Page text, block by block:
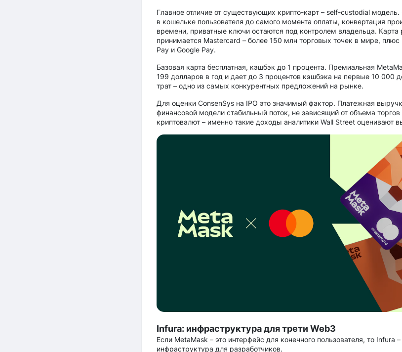
Главное отличие от существующих крипто-карт – self-custodial
в кошельке пользователя до самого момента оплаты, конвертация
времени, приватные ключи остаются под контролем владельца. Карта
принимается Mastercard – более 150 млн торговых точек в мире,
Pay и Google Pay.
Базовая карта бесплатная, кэшбэк до 1 процента. Премиальная
199 долларов в год и дает до 3 процентов кэшбэка на первые 10 000
трат – одно из самых конкурентных предложений на рынке.
Для оценки ConsenSys на IPO это значимый фактор. Платежная
финансовой модели стабильный поток, не зависящий от объема
криптовалют – именно такие доходы аналитики Wall Street оценивают
Infura: инфраструктура для трети Web3
Если MetaMask – это интерфейс для конечного пользователя, то Infura
инфраструктура для разработчиков.